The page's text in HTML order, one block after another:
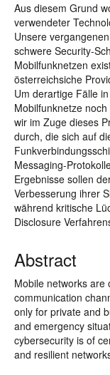
Aus diesem Grund
verwendeter
Unsere
schwere Security-
Mobilfunknetzen
österreichsiche
Um derartige Fälle
Mobilfunknetze
wir im Zuge dieses
durch, die sich auf
Messaging-
Ergebnisse sollen
Verbesserung ihrer
während kritische
Disclosure
Abstract
Mobile networks are
communication
only for private and
and emergency
cybersecurity is of
and resilient